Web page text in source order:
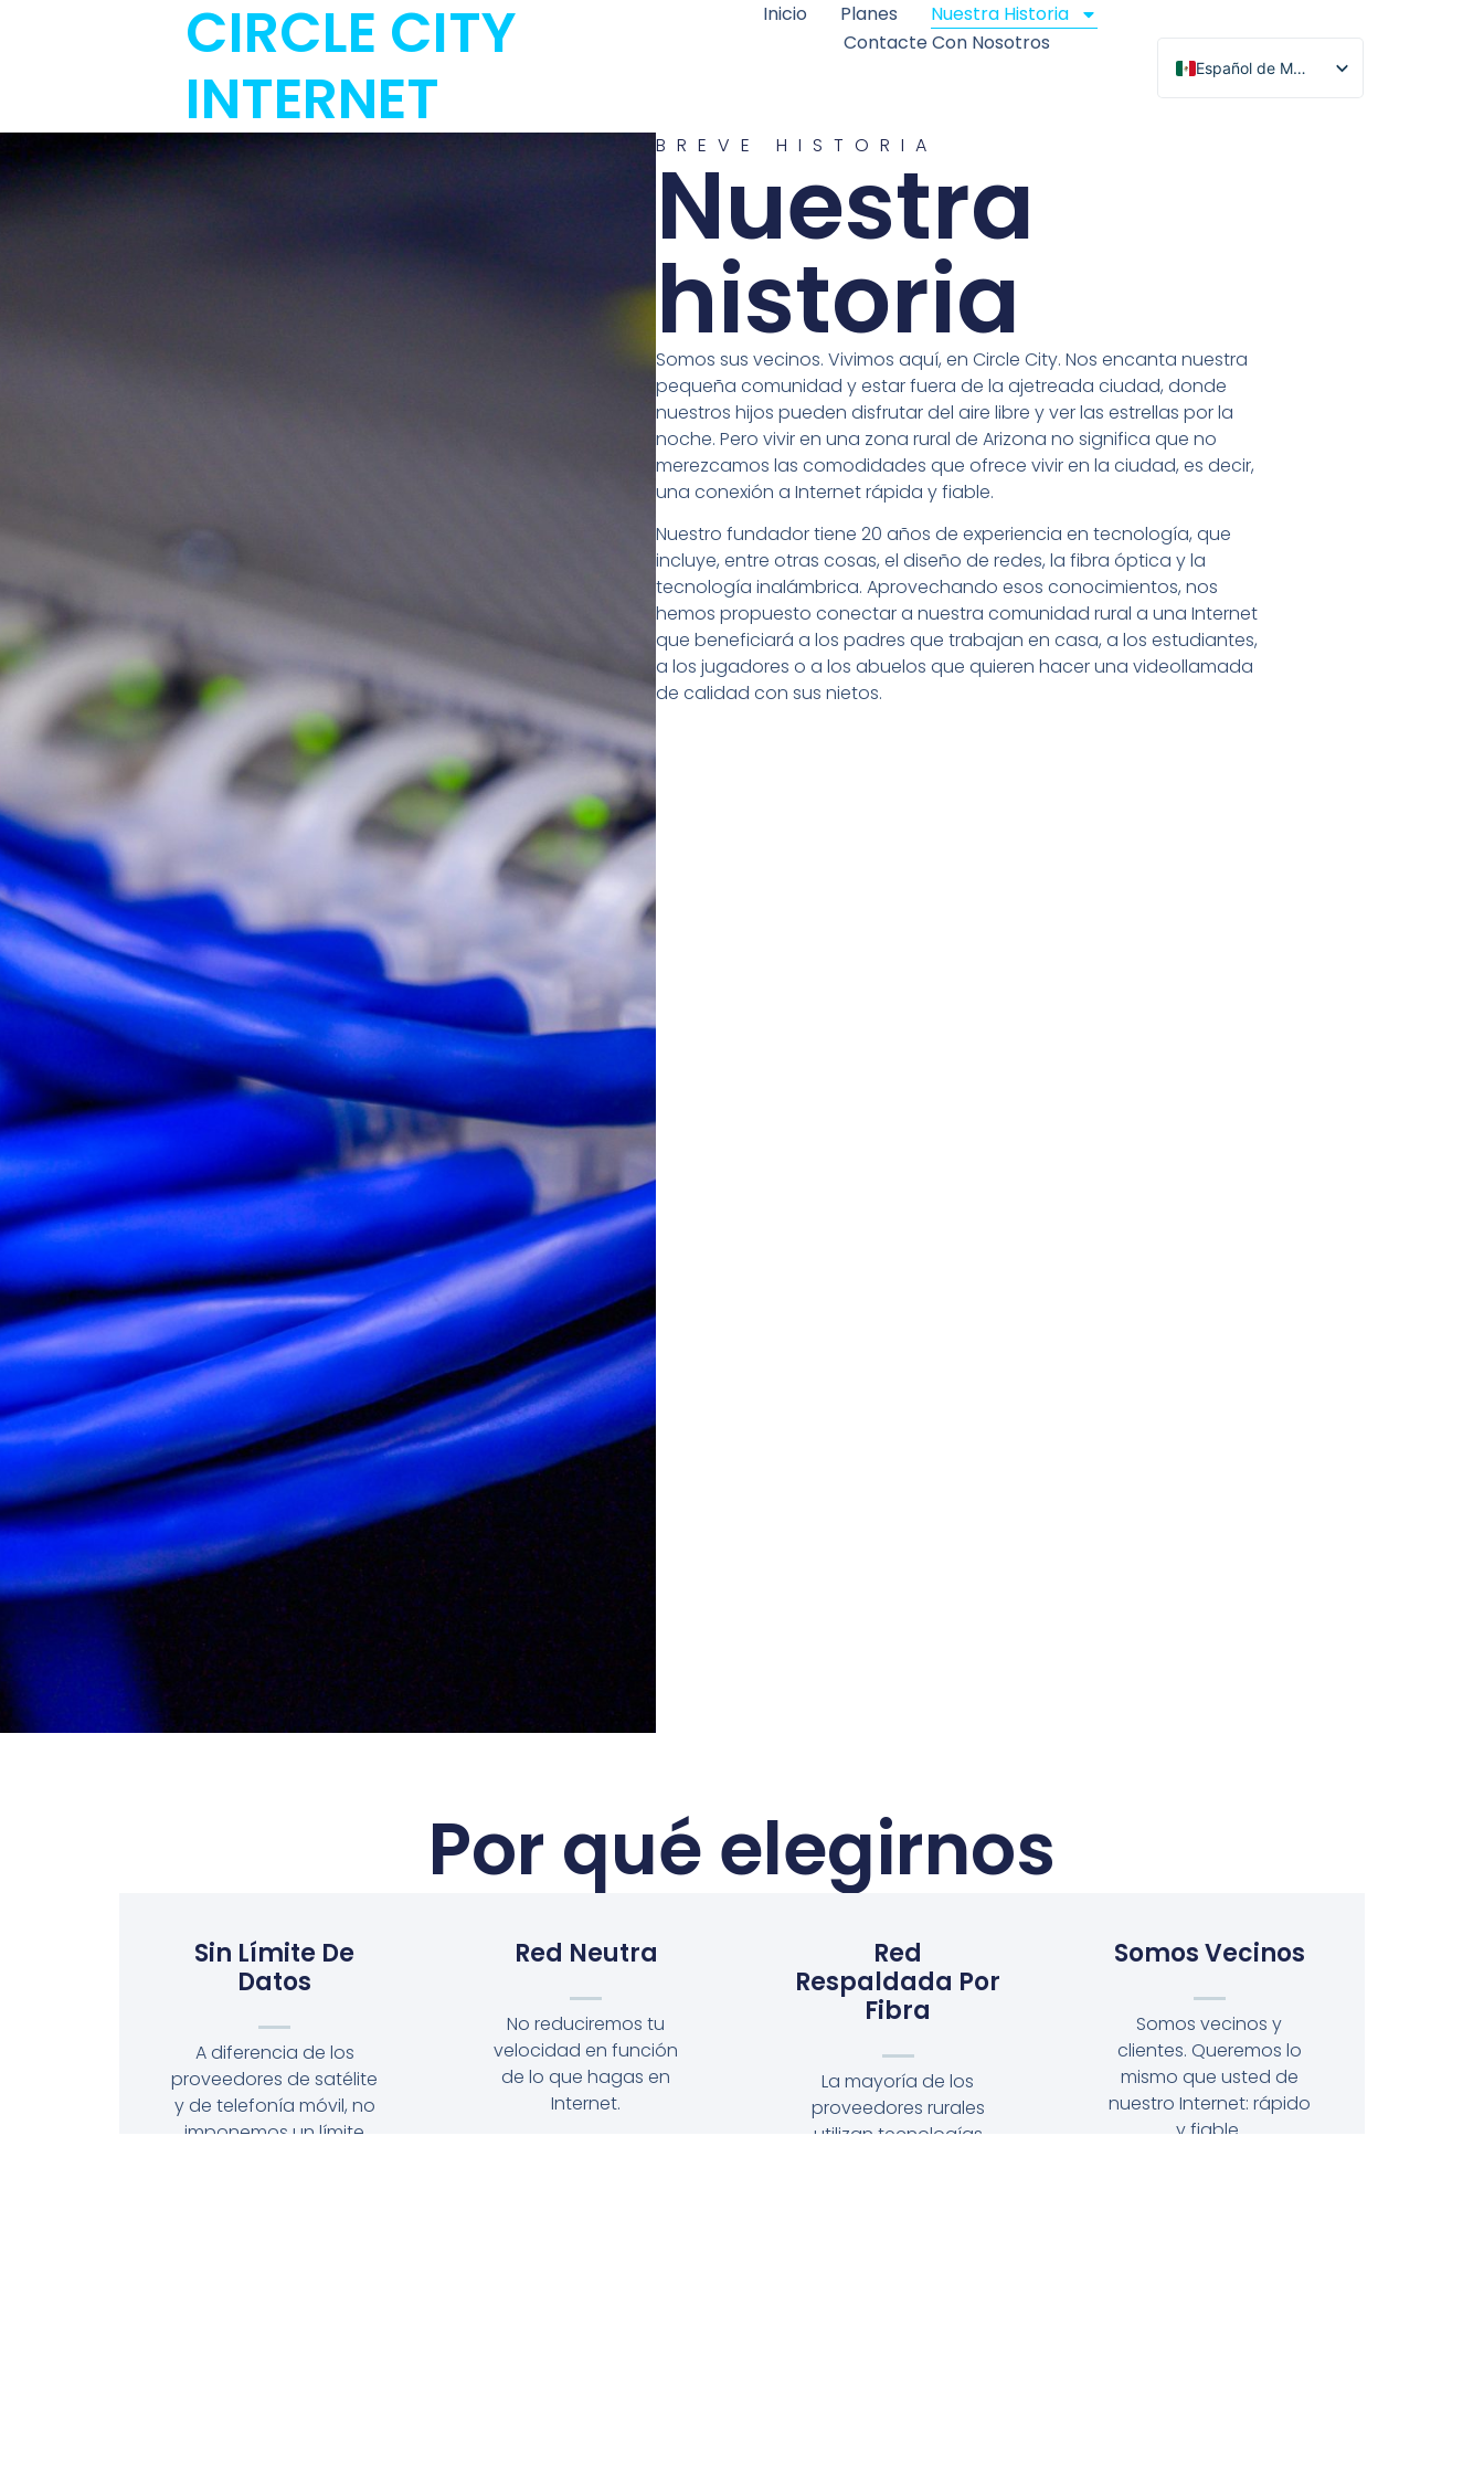
CIRCLE CITY
INTERNET
Inicio Planes
Nuestra Historia
Contacte Con Nosotros
Español de México
English
BREVE HISTORIA
Nuestra
historia
Somos sus vecinos. Vivimos aquí, en Circle City. Nos encanta nuestra
pequeña comunidad y estar fuera de la ajetreada ciudad, donde
nuestros hijos pueden disfrutar del aire libre y ver las estrellas por la
noche. Pero vivir en una zona rural de Arizona no significa que no
merezcamos las comodidades que ofrece vivir en la ciudad, es decir,
una conexión a Internet rápida y fiable.
Nuestro fundador tiene 20 años de experiencia en tecnología, que
incluye, entre otras cosas, el diseño de redes, la fibra óptica y la
tecnología inalámbrica. Aprovechando esos conocimientos, nos
hemos propuesto conectar a nuestra comunidad rural a una Internet
que beneficiará a los padres que trabajan en casa, a los estudiantes,
a los jugadores o a los abuelos que quieren hacer una videollamada
de calidad con sus nietos.
Por qué elegirnos
Sin Límite De
Datos
A diferencia de los
proveedores de satélite
y de telefonía móvil, no
imponemos un límite
Red Neutra
No reduciremos tu
velocidad en función
de lo que hagas en
Internet.
Red
Respaldada Por
Fibra
La mayoría de los
proveedores rurales
utilizan tecnologías
Somos Vecinos
Somos vecinos y
clientes. Queremos lo
mismo que usted de
nuestro Internet: rápido
y fiable.